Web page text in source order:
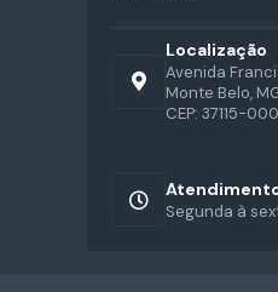
Localização
Avenida
Monte Belo,
CEP: 37115-000
Segunda à